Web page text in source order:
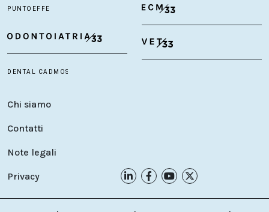
Chi siamo
Contatti
Note legali
Privacy